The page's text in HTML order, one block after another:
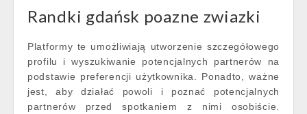
Randki gdańsk poazne zwiazki
Platformy te umożliwiają utworzenie szczegółowego
profilu i wyszukiwanie potencjalnych partnerów na
podstawie preferencji użytkownika. Ponadto, ważne
jest, aby działać powoli i poznać potencjalnych
partnerów przed spotkaniem z nimi osobiście.